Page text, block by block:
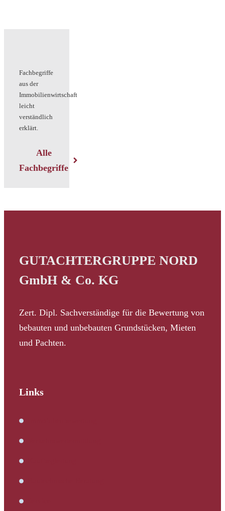
Fachbegriffe
aus der
Immobilienwirtschaft
leicht
verständlich
erklärt.
Alle
Fachbegriffe
GUTACHTERGRUPPE NORD
GmbH & Co. KG
Zert. Dipl. Sachverständige für die Bewertung von
bebauten und unbebauten Grundstücken, Mieten
und Pachten.
Links